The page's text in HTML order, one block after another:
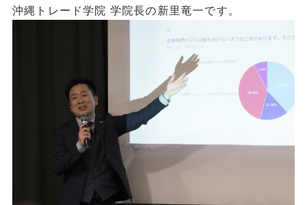
沖縄トレード学院 学院長の新里竜一です。